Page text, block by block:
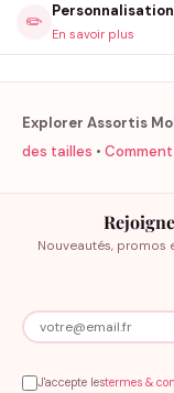
✏️
Personnalisation
En savoir plus
Explorer Assortis
des tailles •
Nouveautés, promos
J'accepte lestermes &